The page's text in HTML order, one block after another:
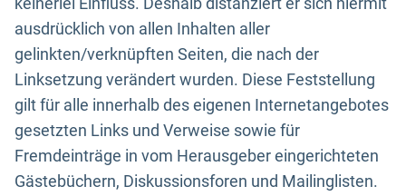
ausdrücklich von allen Inhalten aller
gelinkten/verknüpften Seiten, die nach der
Linksetzung verändert wurden. Diese Feststellung
gilt für alle innerhalb des eigenen Internetangebotes
gesetzten Links und Verweise sowie für
Fremdeinträge in vom Herausgeber eingerichteten
Gästebüchern, Diskussionsforen und Mailinglisten.